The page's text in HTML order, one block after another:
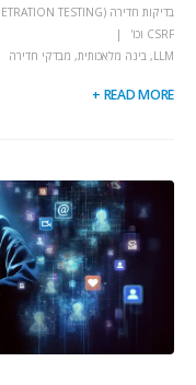
בדיקות חדירה (PENETRATION TESTING)
CSRF וכו'
LLM
, בינה מלאכותית, מבדקי חדירה
READ MORE +